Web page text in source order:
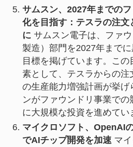
サムスン、2027年までの
化を目指す：テスラの注文
に サムスン電子は、ファ
製造）部門を2027年まで
目標を掲げています。こ
素として、テスラからの注
の生産能力増強計画が挙げ
ンがファウンドリ事業で
に大規模な投資を進めてい
マイクロソフト、OpenAI
でAIチップ開発を加速マイ